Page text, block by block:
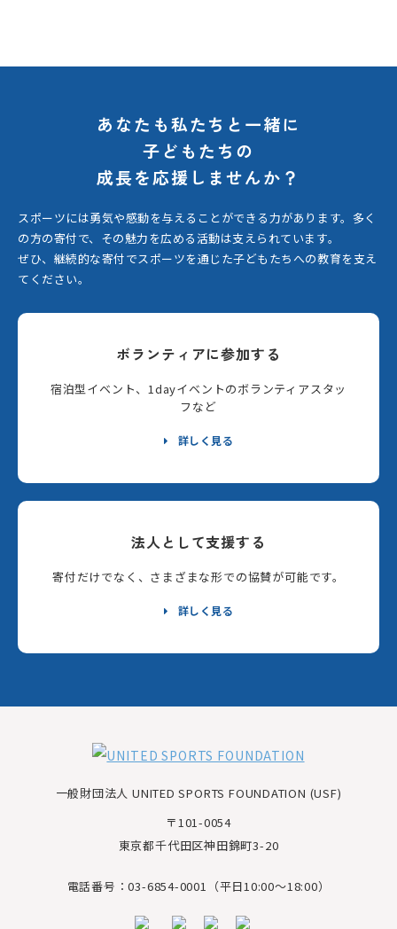
あなたも私たちと一緒に
子どもたちの
成長を応援しませんか？
スポーツには勇気や感動を与えることができる力があります。 多く
の方の寄付で、その魅力を広める活動は支えられています。
ぜひ、継続的な寄付でスポーツを通じた子どもたちへの教育を支え
てください。
ボランティアに参加する
宿泊型イベント、1dayイベントのボランティアスタッ
フなど
詳しく見る
法人として支援する
寄付だけでなく、さまざまな形での協賛が可能です。
詳しく見る
一般財団法人 UNITED SPORTS FOUNDATION (USF)
〒101-0054
東京都千代田区神田錦町3-20
電話番号：03-6854-0001（平日10:00～18:00）